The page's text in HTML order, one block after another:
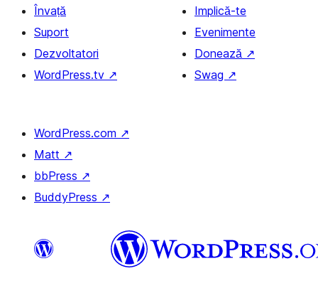
Învață
Suport
Dezvoltatori
WordPress.tv ↗
Implică-te
Evenimente
Donează ↗
Swag ↗
WordPress.com ↗
Matt ↗
bbPress ↗
BuddyPress ↗